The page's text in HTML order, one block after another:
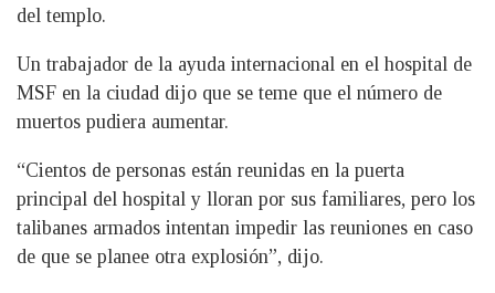
del templo.
Un trabajador de la ayuda internacional en el hospital de
MSF en la ciudad dijo que se teme que el número de
muertos pudiera aumentar.
“Cientos de personas están reunidas en la puerta
principal del hospital y lloran por sus familiares, pero los
talibanes armados intentan impedir las reuniones en caso
de que se planee otra explosión”, dijo.